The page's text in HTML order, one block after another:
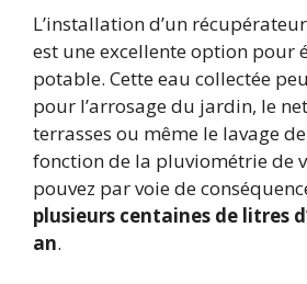
L’installation d’un
est une excellente option pour
potable. Cette eau collectée
pour l’arrosage du jardin, le
terrasses ou même le lavage
fonction de la pluviométrie de
pouvez par voie de
plusieurs centaines de litres
an.